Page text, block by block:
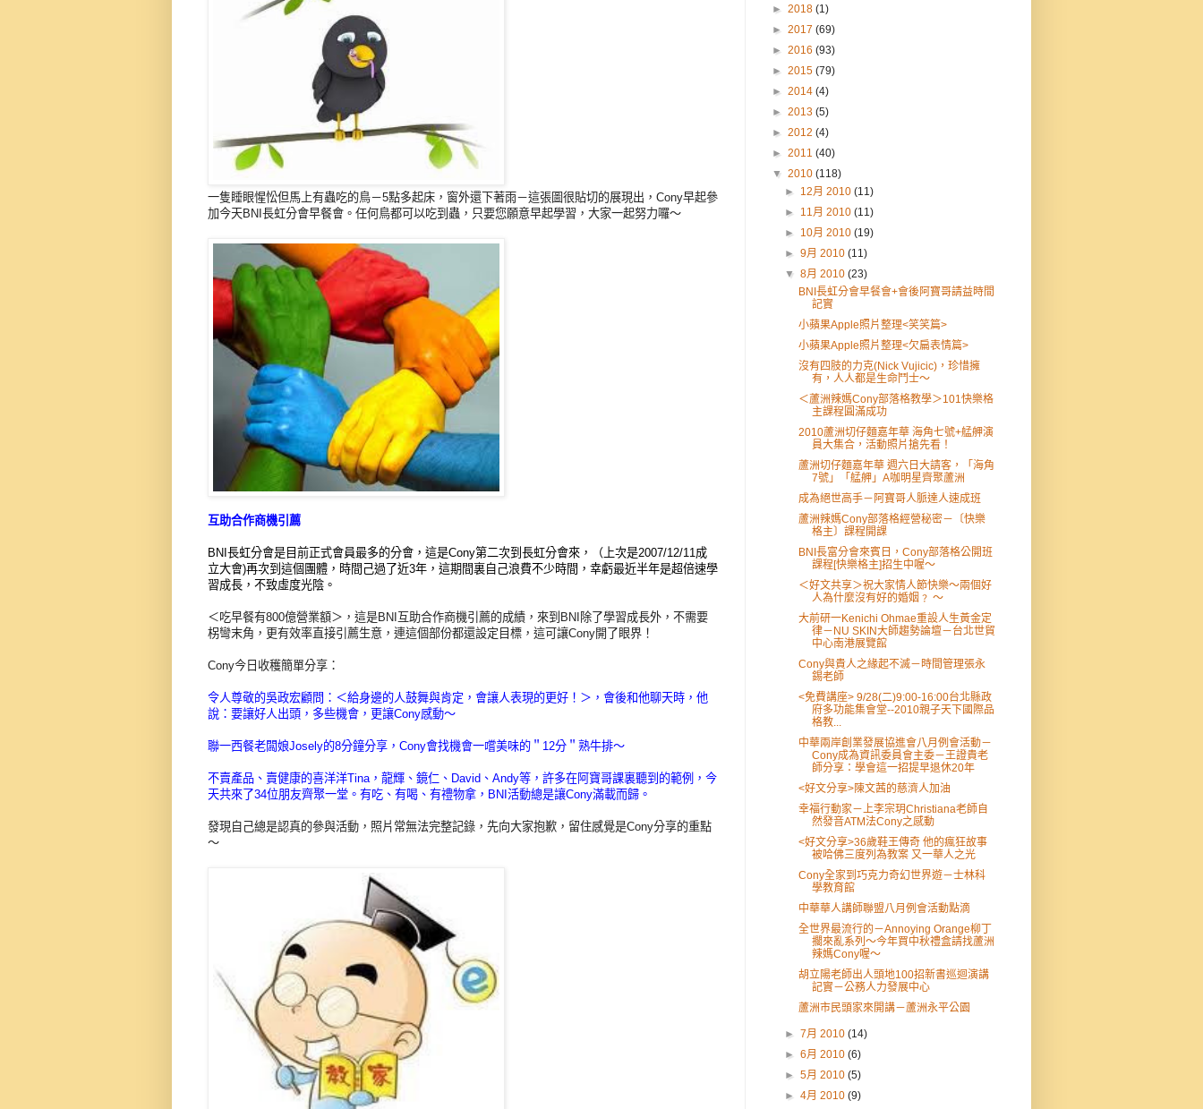
一隻睡眼惺忪但馬上有蟲吃的鳥－5點多起床，窗外還下著雨－這張圖很貼切的展現出，Cony早起參
加今天BNI長虹分會早餐會。任何鳥都可以吃到蟲，只要您願意早起學習，大家一起努力囉～
互助合作商機引薦
BNI長虹分會是目前正式會員最多的分會，這是Cony第二次到長虹分會來，（上次是2007/12/11成
立大會)再次到這個團體，時間己過了近3年，這期間裏自己浪費不少時間，幸虧最近半年是超倍速學
習成長，不致虛度光陰。
＜吃早餐有800億營業額＞，這是BNI互助合作商機引薦的成績，來到BNI除了學習成長外，不需要
柺彎末角，更有效率直接引薦生意，連這個部份都還設定目標，這可讓Cony開了眼界！
Cony今日收穫簡單分享：
令人尊敬的吳政宏顧問：＜給身邊的人鼓舞與肯定，會讓人表現的更好！＞，會後和他聊天時，他
說：要讓好人出頭，多些機會，更讓Cony感動～
聯一西餐老闆娘Josely的8分鐘分享，Cony會找機會一嚐美味的＂12分＂熟牛排～
不賣產品、賣健康的喜洋洋Tina，龍輝、鏡仁、David、Andy等，許多在阿寶哥課裏聽到的範例，今
天共來了34位朋友齊聚一堂。有吃、有喝、有禮物拿，BNI活動總是讓Cony滿載而歸。
發現自己總是認真的參與活動，照片常無法完整記錄，先向大家抱歉，留住感覺是Cony分享的重點
～
► 2018 (1)
► 2017 (69)
► 2016 (93)
► 2015 (79)
► 2014 (4)
► 2013 (5)
► 2012 (4)
► 2011 (40)
▼ 2010 (118)
► 12月 2010(11)
► 11月 2010(11)
► 10月 2010(19)
►9月 2010(11)
▼8月 2010(23)
BNI長虹分會早餐會+會後阿寶哥請益時間
記實
小蘋果Apple照片整理<笑笑篇>
小蘋果Apple照片整理<欠扁表情篇>
沒有四肢的力克(Nick Vujicic)，珍惜擁
有，人人都是生命鬥士～
＜蘆洲辣媽Cony部落格教學＞101快樂格
主課程圓滿成功
2010蘆洲切仔麵嘉年華 海角七號+艋舺演
員大集合，活動照片搶先看！
蘆洲切仔麵嘉年華 週六日大請客，「海角
7號」「艋舺」A咖明星齊聚蘆洲
成為絕世高手－阿寶哥人脈達人速成班
蘆洲辣媽Cony部落格經營秘密－〔快樂
格主〕課程開課
BNI長富分會來賓日，Cony部落格公開班
課程[快樂格主]招生中喔～
＜好文共享＞祝大家情人節快樂～兩個好
人為什麼沒有好的婚姻﹖ ～
大前研一Kenichi Ohmae重設人生黃金定
律－NU SKIN大師趨勢論壇－台北世貿
中心南港展覽館
Cony與貴人之緣起不滅－時間管理張永
錫老師
<免費講座> 9/28(二)9:00-16:00台北縣政
府多功能集會堂--2010親子天下國際品
格教...
中華兩岸創業發展協進會八月例會活動－
Cony成為資訊委員會主委－王證貴老
師分享：學會這一招提早退休20年
<好文分享>陳文茜的慈濟人加油
幸福行動家－上李宗玥Christiana老師自
然發音ATM法Cony之感動
<好文分享>36歲鞋王傳奇 他的瘋狂故事
被哈佛三度列為教案 又一華人之光
Cony全家到巧克力奇幻世界遊－士林科
學教育館
中華華人講師聯盟八月例會活動點滴
全世界最流行的－Annoying Orange柳丁
擱來亂系列～今年買中秋禮盒請找蘆洲
辣媽Cony喔～
胡立陽老師出人頭地100招新書巡迴演講
記實－公務人力發展中心
蘆洲市民頭家來開講－蘆洲永平公園
►7月 2010(14)
►6月 2010(6)
►5月 2010(5)
►4月 2010(9)